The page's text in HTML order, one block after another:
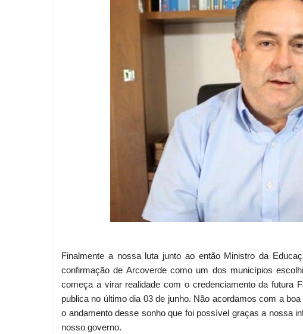
Finalmente a nossa luta junto ao então Ministro da
confirmação de Arcoverde como um dos municípios
começa a virar realidade com o credenciamento da futura
publica no último dia 03 de junho. Não acordamos com a
o andamento desse sonho que foi possível graças a nossa
nosso governo.